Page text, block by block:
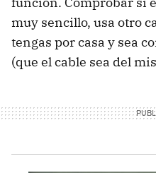
muy sencillo, usa otro
tengas por casa y sea
(que el cable sea del